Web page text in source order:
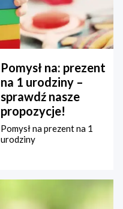
Pomysł na: prezent
na 1 urodziny –
sprawdź nasze
propozycje!
Pomysł na prezent na 1
urodziny